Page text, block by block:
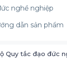
nghề nghiệp
dẫn sản phẩm
Quy tắc đạo đức